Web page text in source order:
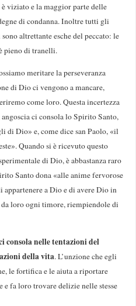
viziato e la maggior parte delle
di condanna. Inoltre tutti gli
altrettante esche del peccato: le
pieno di tranelli.
meritare la perseveranza
di Dio ci vengono a mancare,
come loro. Questa incertezza
ci consola lo Spirito Santo,
di Dio» e, come dice san Paolo, «il
Quando si è ricevuto questo
di Dio, è abbastanza raro
Santo dona «alle anime fervorose
a Dio e di avere Dio in
da loro ogni timore, riempiendole di
consola nelle tentazioni del
della vita. L’unzione che egli
le fortifica e le aiuta a riportare
e fa loro trovare delizie nelle stesse